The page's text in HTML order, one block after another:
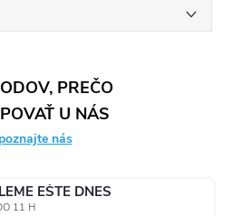
PREČO
U NÁS
nás
EŠTE DNES
11 H